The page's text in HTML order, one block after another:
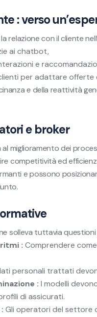
: verso
relazione con il cliente
ai chatbot,
e
per adattare offerte
e della reattività
e broker
al miglioramento dei
competitività ed
e possono
solleva tuttavia
: Comprendere
personali trattati
: I modelli
di assicurati.
Gli operatori del settore